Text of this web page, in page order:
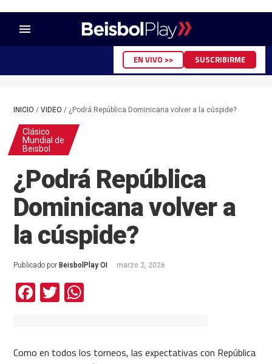
menu
EN VIVO >> SUSCRIBIRME
INICIO / VIDEO / ¿Podrá República Dominicana volver a la cúspide?
Clásico
Mundial de
Beisbol
¿Podrá República
Dominicana volver a
la cúspide?
Publicado por BeisbolPlay OI marzo 2, 2026
Facebook
TwitterWhatsApp
Como en todos los torneos, las expectativas con República